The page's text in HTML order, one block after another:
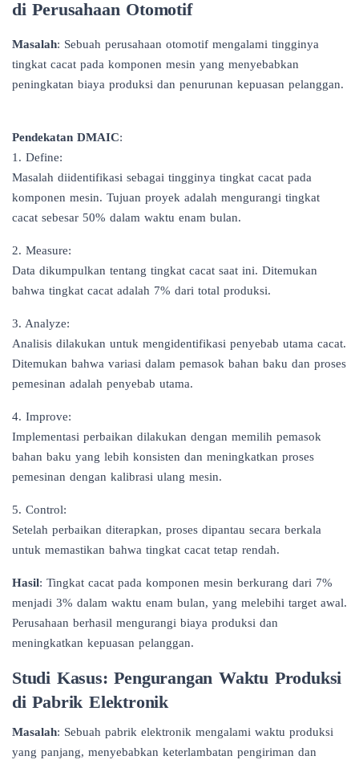
di Perusahaan Otomotif
Masalah: Sebuah perusahaan otomotif mengalami tingginya
tingkat cacat pada komponen mesin yang menyebabkan
peningkatan biaya produksi dan penurunan kepuasan pelanggan.
Pendekatan DMAIC:
1. Define:
Masalah diidentifikasi sebagai tingginya tingkat cacat pada
komponen mesin. Tujuan proyek adalah mengurangi tingkat
cacat sebesar 50% dalam waktu enam bulan.
2. Measure:
Data dikumpulkan tentang tingkat cacat saat ini. Ditemukan
bahwa tingkat cacat adalah 7% dari total produksi.
3. Analyze:
Analisis dilakukan untuk mengidentifikasi penyebab utama cacat.
Ditemukan bahwa variasi dalam pemasok bahan baku dan proses
pemesinan adalah penyebab utama.
4. Improve:
Implementasi perbaikan dilakukan dengan memilih pemasok
bahan baku yang lebih konsisten dan meningkatkan proses
pemesinan dengan kalibrasi ulang mesin.
5. Control:
Setelah perbaikan diterapkan, proses dipantau secara berkala
untuk memastikan bahwa tingkat cacat tetap rendah.
Hasil: Tingkat cacat pada komponen mesin berkurang dari 7%
menjadi 3% dalam waktu enam bulan, yang melebihi target awal.
Perusahaan berhasil mengurangi biaya produksi dan
meningkatkan kepuasan pelanggan.
Studi Kasus: Pengurangan Waktu Produksi
di Pabrik Elektronik
Masalah: Sebuah pabrik elektronik mengalami waktu produksi
yang panjang, menyebabkan keterlambatan pengiriman dan